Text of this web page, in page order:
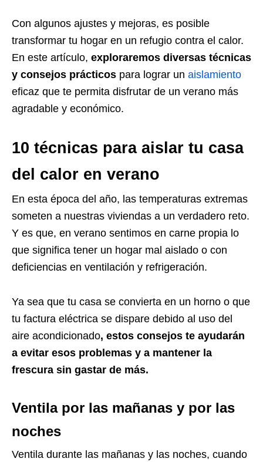
Con algunos ajustes y mejoras, es posible
transformar tu hogar en un refugio contra el calor.
En este artículo, exploraremos diversas técnicas
y consejos prácticos para lograr un aislamiento
eficaz que te permita disfrutar de un verano más
agradable y económico.
10 técnicas para aislar tu casa
del calor en verano
En esta época del año, las temperaturas extremas
someten a nuestras viviendas a un verdadero reto.
Y es que, en verano sentimos en carne propia lo
que significa tener un hogar mal aislado o con
deficiencias en ventilación y refrigeración.
Ya sea que tu casa se convierta en un horno o que
tu factura eléctrica se dispare debido al uso del
aire acondicionado, estos consejos te ayudarán
a evitar esos problemas y a mantener la
frescura sin gastar de más.
Ventila por las mañanas y por las
noches
Ventila durante las mañanas y las noches, cuando